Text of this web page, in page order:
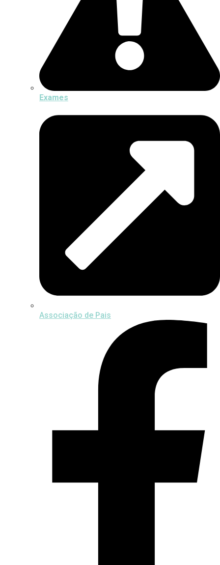
Exames
Associação de Pais